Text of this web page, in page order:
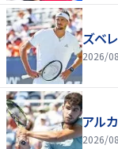
ズベ
2026/
アル
2026/